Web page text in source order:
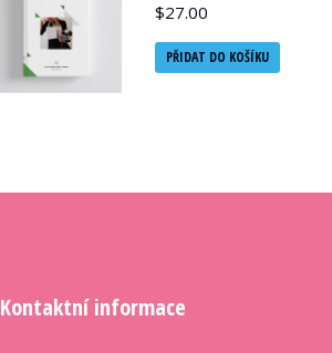
$27.00
PŘIDAT DO KOŠÍKU
Kontaktní informace